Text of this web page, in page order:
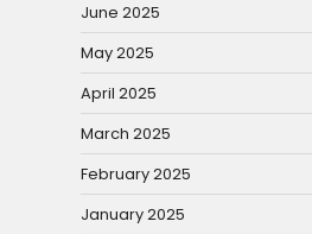
June 2025
May 2025
April 2025
March 2025
February 2025
January 2025